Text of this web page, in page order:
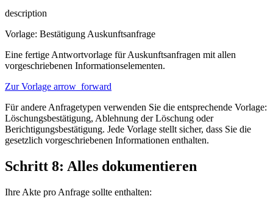
description
Vorlage: Bestätigung Auskunftsanfrage
Eine fertige Antwortvorlage für Auskunftsanfragen mit allen
vorgeschriebenen Informationselementen.
Zur Vorlage arrow_forward
Für andere Anfragetypen verwenden Sie die entsprechende Vorlage:
Löschungsbestätigung, Ablehnung der Löschung oder
Berichtigungsbestätigung. Jede Vorlage stellt sicher, dass Sie die
gesetzlich vorgeschriebenen Informationen enthalten.
Schritt 8: Alles dokumentieren
Ihre Akte pro Anfrage sollte enthalten: